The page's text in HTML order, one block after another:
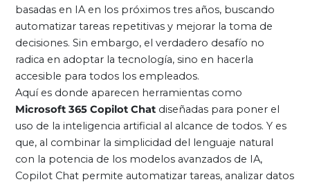
basadas en IA en los próximos tres años, buscando
automatizar tareas repetitivas y mejorar la toma de
decisiones. Sin embargo, el verdadero desafío no
radica en adoptar la tecnología, sino en hacerla
accesible para todos los empleados.
Aquí es donde aparecen herramientas como
Microsoft 365 Copilot Chatdiseñadas para poner el
uso de la inteligencia artificial al alcance de todos. Y es
que, al combinar la simplicidad del lenguaje natural
con la potencia de los modelos avanzados de IA,
Copilot Chat permite automatizar tareas, analizar datos